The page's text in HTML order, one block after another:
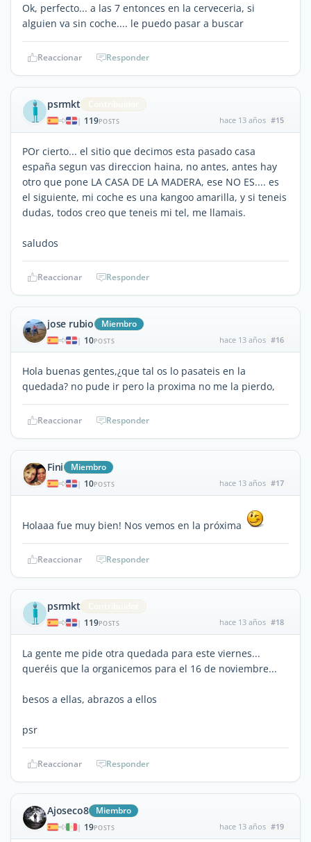
Ok, perfecto... a las 7 entonces en la cerveceria, si
alguien va sin coche.... le puedo pasar a buscar
Reaccionar Responder
psrmkt
| 119POSTS hace 13 años #15
POr cierto... el sitio que decimos esta pasado casa
españa segun vas direccion haina, no antes, antes hay
otro que pone LA CASA DE LA MADERA, ese NO ES.... es
el siguiente, mi coche es una kangoo amarilla, y si teneis
dudas, todos creo que teneis mi tel, me llamais.
saludos
Reaccionar Responder
jose rubio Miembro
| 10POSTS hace 13 años #16
Hola buenas gentes,¿que tal os lo pasateis en la
quedada? no pude ir pero la proxima no me la pierdo,
Reaccionar Responder
Fini Miembro
| 10POSTS hace 13 años #17
Holaaa fue muy bien! Nos vemos en la próxima
Reaccionar Responder
psrmkt
| 119POSTS hace 13 años #18
La gente me pide otra quedada para este viernes...
queréis que la organicemos para el 16 de noviembre...
besos a ellas, abrazos a ellos
psr
Reaccionar Responder
Ajoseco8 Miembro
| 19POSTS hace 13 años #19